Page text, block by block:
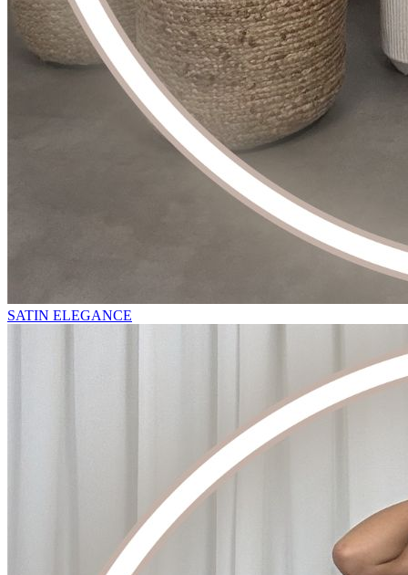
SATIN ELEGANCE